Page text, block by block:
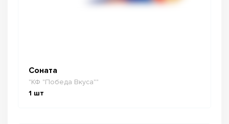
Соната
"КФ "Победа Вкуса""
1 шт